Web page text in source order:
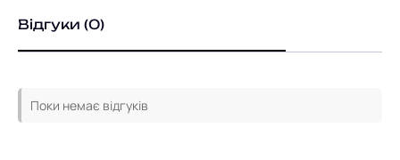
Відгуки (0)
Поки немає відгуків